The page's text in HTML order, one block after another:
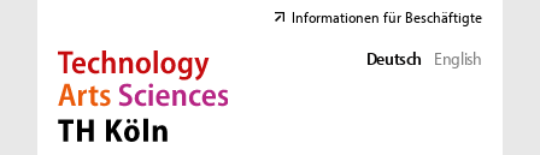
Direkt zur Hauptnavigation
Direkt zur Subnavigation
Direkt zum Inhalt
Direkt zum Fußbereich
Informationen für Beschäftigte
Deutsch English